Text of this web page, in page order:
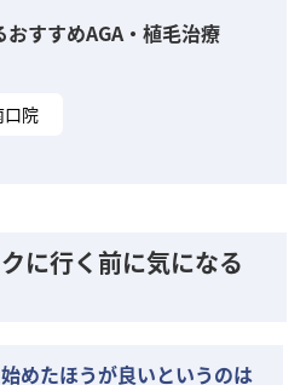
すすめAGA・植毛治療
口院
に行く前に気になる
めたほうが良いというのは